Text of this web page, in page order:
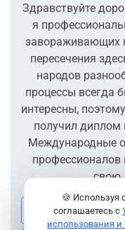
Здравствуйте
я
завораживающих
пересечения
народов
процессы всегда
интересны,
получил диплом
Международные
свою
🍪 Используя
соглашаетесь с
использования